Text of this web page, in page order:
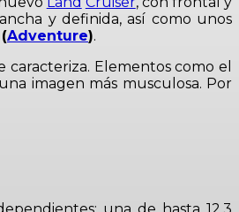
y definida, así como unos
(Adventure).
Elementos como el
imagen más musculosa. Por
una de hasta 12,3